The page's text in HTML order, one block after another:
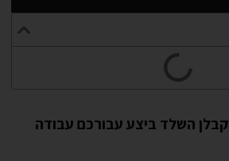
השלד ביצע עבורכם עבודה